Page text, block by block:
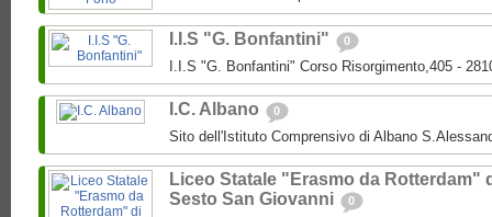
I.I.S "G. Bonfantini" 0
I.I.S "G. Bonfantini" Corso Risorgimento,405 -
I.C. Albano 0
Sito dell'Istituto Comprensivo di Albano
Liceo Statale "Erasmo da Rotterdam"
Sesto San Giovanni
0